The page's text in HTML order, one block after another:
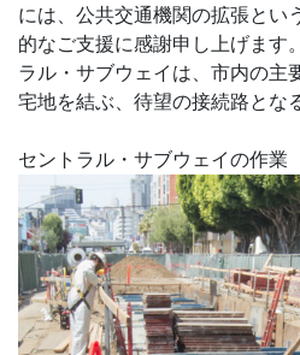
には、公共交通機関の拡張とい
的なご支援に感謝申し上げます
ラル・サブウェイは、市内の主
宅地を結ぶ、待望の接続路とな
セントラル・サブウェイの作業